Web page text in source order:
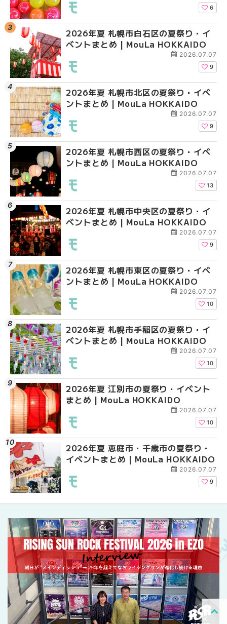
6
2026年夏 札幌市白石区の夏祭り・イ
ベントまとめ | MouLa HOKKAIDO
2026.07.07
9
2026年夏 札幌市北区の夏祭り・イベ
ントまとめ | MouLa HOKKAIDO
2026.07.07
9
2026年夏 札幌市西区の夏祭り・イベ
ントまとめ | MouLa HOKKAIDO
2026.07.07
13
2026年夏 札幌市中央区の夏祭り・イ
ベントまとめ | MouLa HOKKAIDO
2026.07.07
9
2026年夏 札幌市東区の夏祭り・イベ
ントまとめ | MouLa HOKKAIDO
2026.07.07
10
2026年夏 札幌市手稲区の夏祭り・イ
ベントまとめ | MouLa HOKKAIDO
2026.07.07
10
2026年夏 江別市の夏祭り・イベント
まとめ | MouLa HOKKAIDO
2026.07.07
10
2026年夏 恵庭市・千歳市の夏祭り・
イベントまとめ | MouLa HOKKAIDO
2026.07.07
9
2026年夏 札幌市西区
ントまとめ | MouLa
2026年夏 札幌市豊平
ベントまとめ |
2026年夏 札幌市北区
ントまとめ | MouLa
2026年夏 札幌市清田
ベントまとめ |
2026年夏 札幌市手稲
ベントまとめ |
2026年夏 札幌市中央
ベントまとめ |
2026年夏 札幌市南区
ントまとめ | MouLa
札幌の麻辣湯（マーラ
め専門店9選！本場の
新店まで徹底比較 |
2026年夏 札幌市白石
ベントまとめ |
2026年夏 札幌市西区
ントまとめ | MouLa
2026年夏 札幌市清田
ベントまとめ |
2026年夏 札幌市手稲
ベントまとめ |
2026年夏 札幌市豊平
ベントまとめ |
2026年夏 札幌市東区
ントまとめ | MouLa
2026年夏 札幌市南区
ントまとめ | MouLa
札幌の麻辣湯（マーラ
め専門店6選！本場の
新店まで徹底比較 |